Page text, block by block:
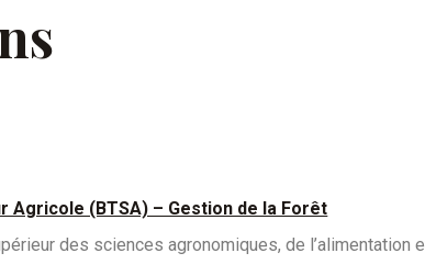
Agricole (BTSA) – Gestion de la Forêt
des sciences agronomiques, de l’alimentation